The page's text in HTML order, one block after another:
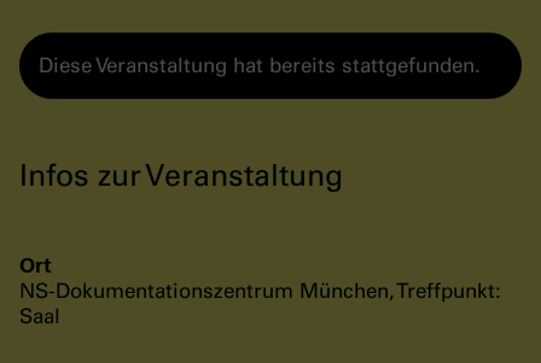
Diese Veranstaltung hat bereits stattgefunden.
Infos zur Veranstaltung
Ort
NS-Dokumentationszentrum München, Treffpunkt:
Saal